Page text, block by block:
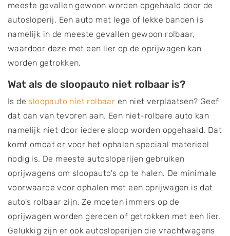
meeste gevallen gewoon worden opgehaald door de
autosloperij. Een auto met lege of lekke banden is
namelijk in de meeste gevallen gewoon rolbaar,
waardoor deze met een lier op de oprijwagen kan
worden getrokken.
Wat als de sloopauto niet rolbaar is?
Is desloopauto niet rolbaar en niet verplaatsen? Geef
dat dan van tevoren aan. Een niet-rolbare auto kan
namelijk niet door iedere sloop worden opgehaald. Dat
komt omdat er voor het ophalen speciaal materieel
nodig is. De meeste autosloperijen gebruiken
oprijwagens om sloopauto's op te halen. De minimale
voorwaarde voor ophalen met een oprijwagen is dat
auto's rolbaar zijn. Ze moeten immers op de
oprijwagen worden gereden of getrokken met een lier.
Gelukkig zijn er ook autosloperijen die vrachtwagens